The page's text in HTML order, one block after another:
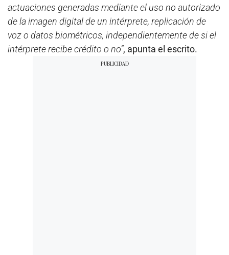
actuaciones generadas mediante el uso no autorizado
de la imagen digital de un intérprete, replicación de
voz o datos biométricos, independientemente de si el
intérprete recibe crédito o no”, apunta el escrito.